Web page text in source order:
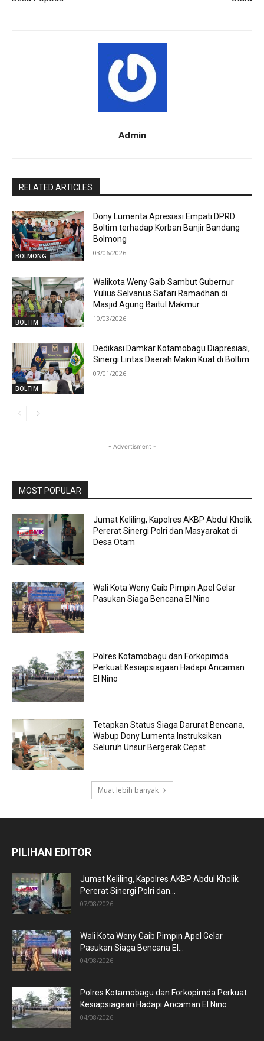
Admin
RELATED ARTICLES
BOLMONG
Dony Lumenta Apresiasi Empati DPRD
Boltim terhadap Korban Banjir Bandang
Bolmong
03/06/2026
BOLTIM
Walikota Weny Gaib Sambut Gubernur
Yulius Selvanus Safari Ramadhan di
Masjid Agung Baitul Makmur
10/03/2026
BOLTIM
Dedikasi Damkar Kotamobagu Diapresiasi,
Sinergi Lintas Daerah Makin Kuat di Boltim
07/01/2026
- Advertisment -
MOST POPULAR
Jumat Keliling, Kapolres AKBP Abdul Kholik
Pererat Sinergi Polri dan Masyarakat di
Desa Otam
Wali Kota Weny Gaib Pimpin Apel Gelar
Pasukan Siaga Bencana El Nino
Polres Kotamobagu dan Forkopimda
Perkuat Kesiapsiagaan Hadapi Ancaman
El Nino
Tetapkan Status Siaga Darurat Bencana,
Wabup Dony Lumenta Instruksikan
Seluruh Unsur Bergerak Cepat
Muat lebih banyak
PILIHAN EDITOR
Jumat Keliling, Kapolres AKBP Abdul Kholik
Pererat Sinergi Polri dan...
07/08/2026
Wali Kota Weny Gaib Pimpin Apel Gelar
Pasukan Siaga Bencana El...
04/08/2026
Polres Kotamobagu dan Forkopimda Perkuat
Kesiapsiagaan Hadapi Ancaman El Nino
04/08/2026